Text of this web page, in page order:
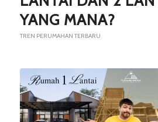
YANG MANA?
TREN PERUMAHAN TERBARU